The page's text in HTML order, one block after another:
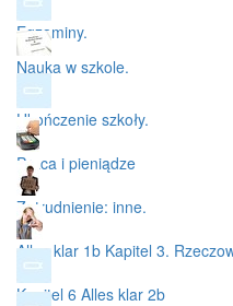
Egzaminy.
Nauka w szkole.
Ukończenie szkoły.
Praca i pieniądze
Zatrudnienie: inne.
Alles klar 1b Kapitel 3.
Kapitel 6 Alles klar 2b